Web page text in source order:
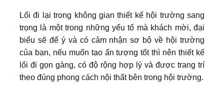
Lối đi lại trong không gian thiết kế hội trường sang
trọng là một trong những yếu tố mà khách mời, đại
biểu sẽ để ý và có cảm nhận sơ bộ về hội trường
của bạn, nếu muốn tạo ấn tượng tốt thì nên thiết kế
lối đi gọn gàng, có độ rộng hợp lý và được trang trí
theo đúng phong cách nội thất bên trong hội trường.